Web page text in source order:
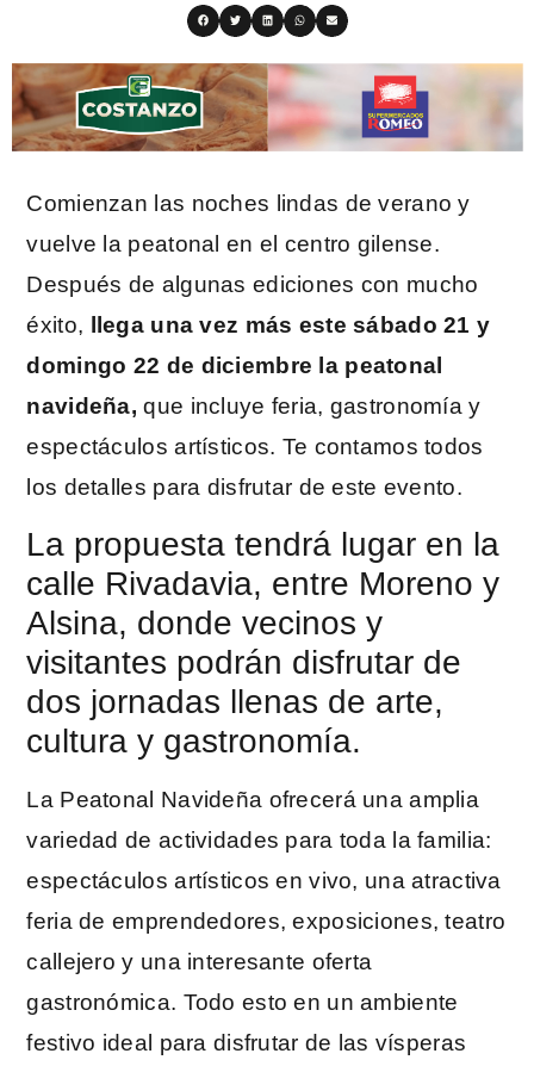
Comienzan las noches lindas de verano y
vuelve la peatonal en el centro gilense.
Después de algunas ediciones con mucho
éxito,
llega una vez más este sábado 21 y
domingo 22 de diciembre la peatonal
navideña, que incluye feria, gastronomía y
espectáculos artísticos. Te contamos todos
los detalles para disfrutar de este evento.
La propuesta tendrá lugar en la
calle Rivadavia, entre Moreno y
Alsina, donde vecinos y
visitantes podrán disfrutar de
dos jornadas llenas de arte,
cultura y gastronomía.
La Peatonal Navideña ofrecerá una amplia
variedad de actividades para toda la familia:
espectáculos artísticos en vivo, una atractiva
feria de emprendedores, exposiciones, teatro
callejero y una interesante oferta
gastronómica. Todo esto en un ambiente
festivo ideal para disfrutar de las vísperas